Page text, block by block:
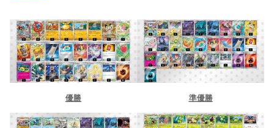
優勝 準優勝